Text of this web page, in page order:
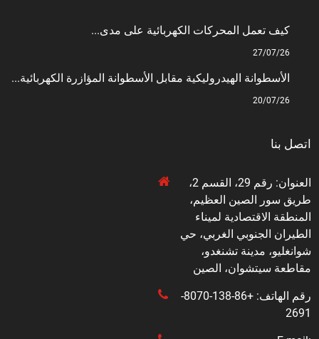
كيف تعمل المحركات الكهربائية على مدى...
27/07/26
الأسطوانة الهيدروليكية مقابل الأسطوانة المؤازرة الكهربائية...
20/07/26
اتصل بنا
العنوان: رقم 29، القسم 2،
طريق سور الصين العظيم،
المنطقة الاقتصادية لميناء
الطيران الجنوبي الغربي، حي
شوانغليو، مدينة تشنغدو،
مقاطعة سيتشوان، الصين
رقم الهاتف: +86-138-8070-
2691